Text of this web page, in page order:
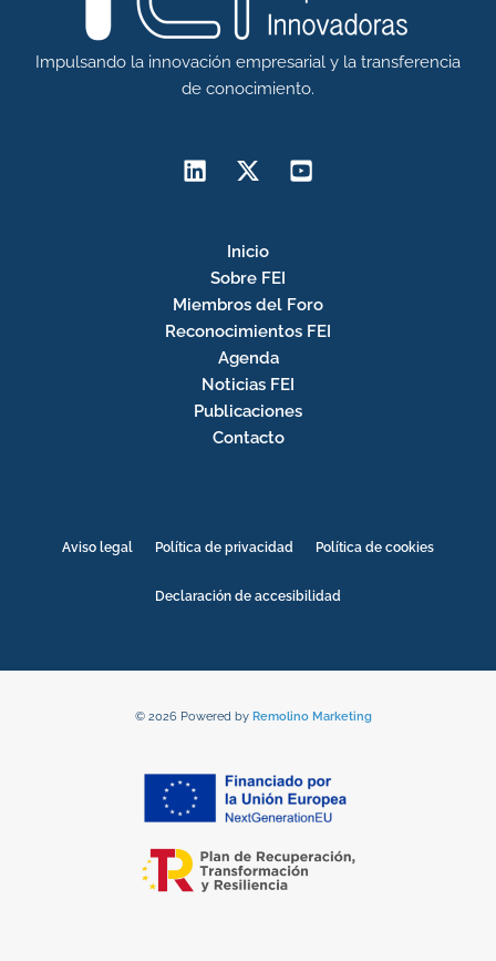
Impulsando la innovación empresarial y la transferencia
de conocimiento.
Inicio
Sobre FEI
Miembros del Foro
Reconocimientos FEI
Agenda
Noticias FEI
Publicaciones
Contacto
Aviso legal Política de privacidad Política de cookies
Declaración de accesibilidad
© 2026 Powered by Remolino Marketing